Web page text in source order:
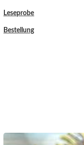
Leseprobe
Bestellung